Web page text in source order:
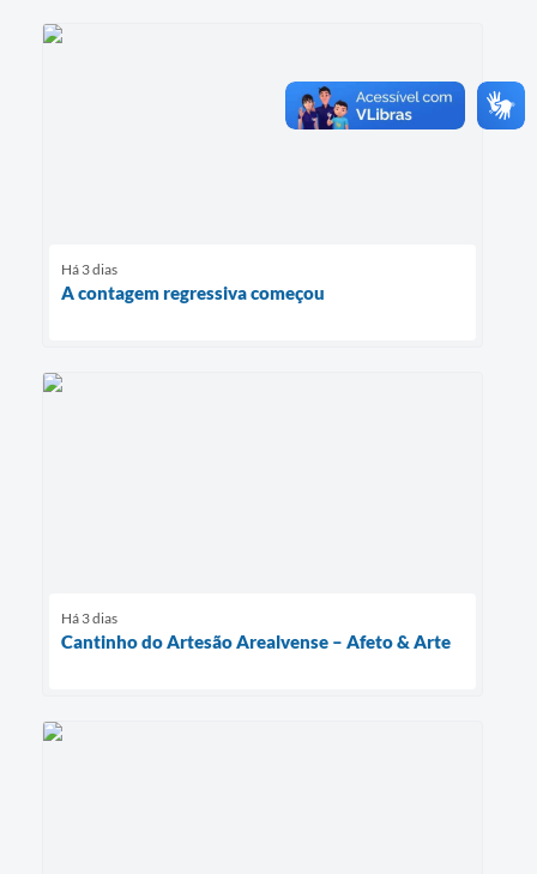
Há 3 dias
A contagem regressiva começou
Há 3 dias
Cantinho do Artesão Arealvense – Afeto & Arte